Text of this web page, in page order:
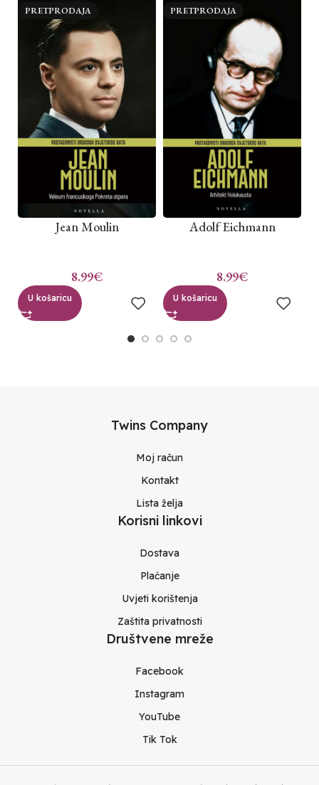
PRETPRODAJA
Jean Moulin
8.99€
U košaricu
PRETPRODAJA
Adolf Eichmann
8.99€
U košaricu
Twins Company
Moj račun
Kontakt
Lista želja
Korisni linkovi
Dostava
Plaćanje
Uvjeti korištenja
Zaštita privatnosti
Društvene mreže
Facebook
Instagram
YouTube
Tik Tok